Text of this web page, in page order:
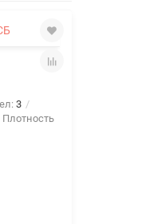
3
Плотность